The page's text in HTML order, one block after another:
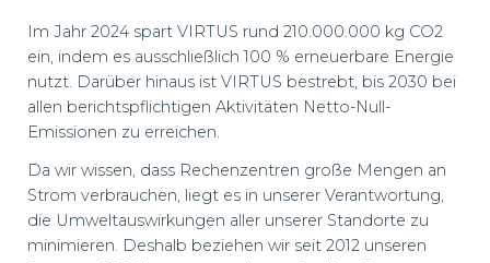
Im Jahr 2024 spart VIRTUS rund 210.000.000 kg CO2
ein, indem es ausschließlich 100 % erneuerbare Energie
nutzt. Darüber hinaus ist VIRTUS bestrebt, bis 2030 bei
allen berichtspflichtigen Aktivitäten Netto-Null-
Emissionen zu erreichen.
Da wir wissen, dass Rechenzentren große Mengen an
Strom verbrauchen, liegt es in unserer Verantwortung,
die Umweltauswirkungen aller unserer Standorte zu
minimieren. Deshalb beziehen wir seit 2012 unseren